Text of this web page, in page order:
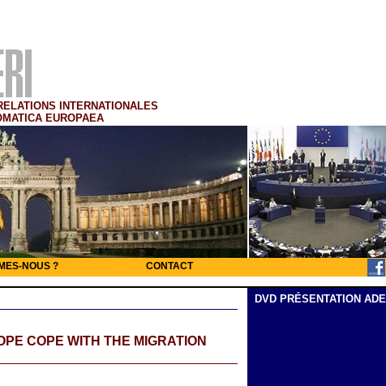
INTERNATIONALES
EUROPAEA
NOUS ? CONTACT
COPE WITH THE MIGRATION
DVD PRÉSENTATION ADE